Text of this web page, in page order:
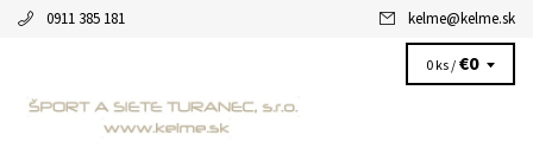
0911 385 181 kelme@kelme.sk
0 ks /€0